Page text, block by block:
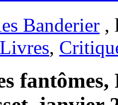
Banderier ,
,